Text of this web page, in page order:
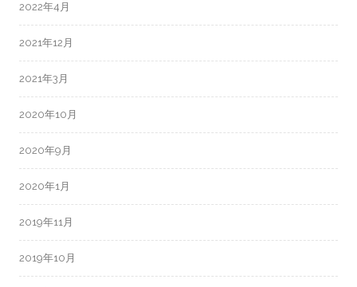
2022年4月
2021年12月
2021年3月
2020年10月
2020年9月
2020年1月
2019年11月
2019年10月